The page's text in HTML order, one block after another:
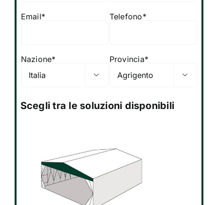
Email* Telefono*
Nazione*

Provincia*

Scegli tra le soluzioni disponibili